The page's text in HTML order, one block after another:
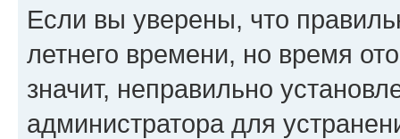
Если вы уверены, что
летнего времени, но время
значит, неправильно
администратора для